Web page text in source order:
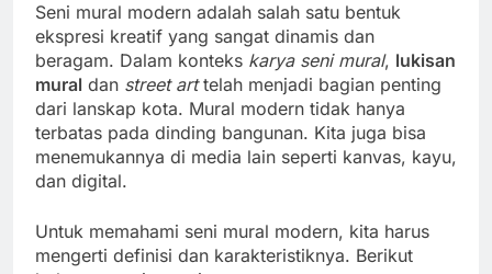
Seni mural modern adalah salah satu bentuk
ekspresi kreatif yang sangat dinamis dan
beragam. Dalam konteks karya seni mural, lukisan
mural dan street arttelah menjadi bagian penting
dari lanskap kota. Mural modern tidak hanya
terbatas pada dinding bangunan. Kita juga bisa
menemukannya di media lain seperti kanvas, kayu,
dan digital.
Untuk memahami seni mural modern, kita harus
mengerti definisi dan karakteristiknya. Berikut